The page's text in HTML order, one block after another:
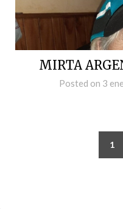
MIRTA
Posted on 3
1